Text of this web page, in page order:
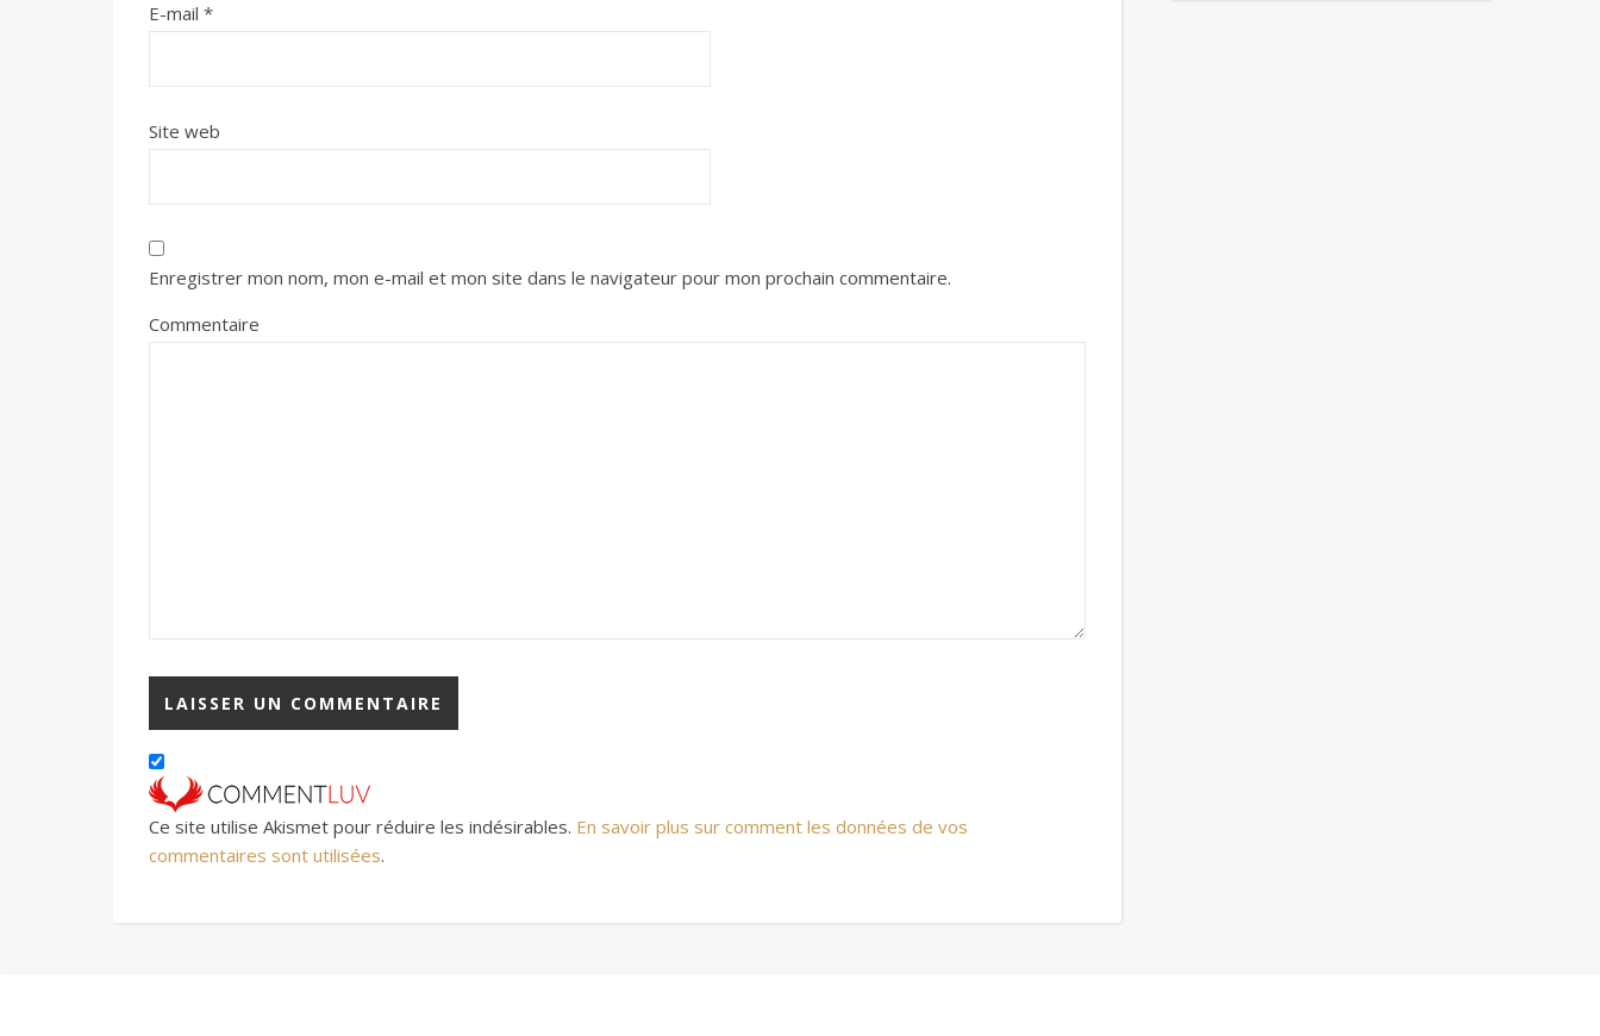
E-mail *
Site web
Enregistrer mon nom, mon e-mail et mon site dans le navigateur pour mon prochain commentaire.
Commentaire
Ce site utilise Akismet pour réduire les indésirables. En savoir plus sur comment les données de vos
commentaires sont utilisées.